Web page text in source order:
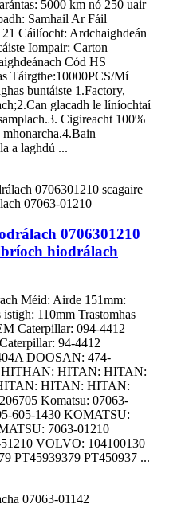
5000 km nó 250 uair
Samhail Ar Fáil
Cáilíocht: Ardchaighdeán
Iompair: Carton
Cód HS
Táirgthe:10000PCS/Mí
buntáiste 1.Factory,
glacadh le líníochtaí
Cigireacht 100%
a laghdú ...
0706301210
hiodrálach
Méid: Airde 151mm:
110mm Trastomhas
Caterpillar: 094-4412
94-4412
DOOSAN: 474-
HITHAN: HITAN: HITAN:
HITAN: HITAN:
Komatsu: 07063-
605-1430 KOMATSU:
7063-01210
VOLVO: 104100130
PT45939379 PT450937 ...